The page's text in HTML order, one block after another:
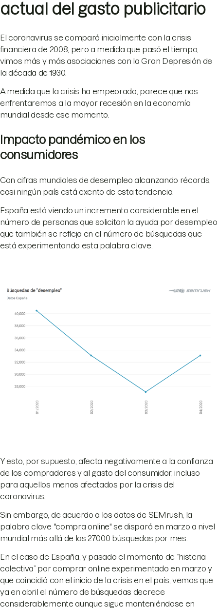
actual del gasto publicitario
El coronavirus se comparó inicialmente con la crisis
financiera de 2008, pero a medida que pasó el tiempo,
vimos más y más asociaciones con la Gran Depresión de
la década de 1930.
A medida que la crisis ha empeorado, parece que nos
enfrentaremos a la mayor recesión en la economía
mundial desde ese momento.
Impacto pandémico en los
consumidores
Con cifras mundiales de desempleo alcanzando récords,
casi ningún país está exento de esta tendencia.
España está viendo un incremento considerable en el
número de personas que solicitan la ayuda por desempleo
que también se refleja en el número de búsquedas que
está experimentando esta palabra clave.
Y esto, por supuesto, afecta negativamente a la confianza
de los compradores y al gasto del consumidor, incluso
para aquellos menos afectados por la crisis del
coronavirus.
Sin embargo, de acuerdo a los datos de SEMrush, la
palabra clave "compra online" se disparó en marzo a nivel
mundial más allá de las 27.000 búsquedas por mes.
En el caso de España, y pasado el momento de “histeria
colectiva” por comprar online experimentado en marzo y
que coincidió con el inicio de la crisis en el país, vemos que
ya en abril el número de búsquedas decrece
considerablemente aunque sigue manteniéndose en